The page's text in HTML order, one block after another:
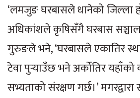
‘लमजुङ घरबासले धानेको जिल्ला
अधिकांशले कृषिसँगै घरबास
गुरुङले भने, ‘घरबासले एकातिर
टेवा पुर्‍याउँछ भने अर्कोतिर
सभ्यताको संरक्षण गर्छ।’